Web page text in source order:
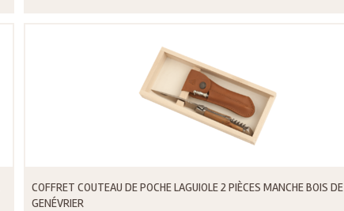
COFFRET COUTEAU DE POCHE LAGUIOLE 2 PIÈCES MANCHE BOIS DE
GENÉVRIER